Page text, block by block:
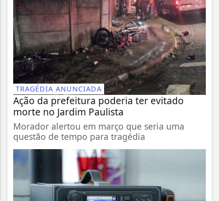
TRAGÉDIA ANUNCIADA
Ação da prefeitura poderia ter evitado
morte no Jardim Paulista
Morador alertou em março que seria uma
questão de tempo para tragédia